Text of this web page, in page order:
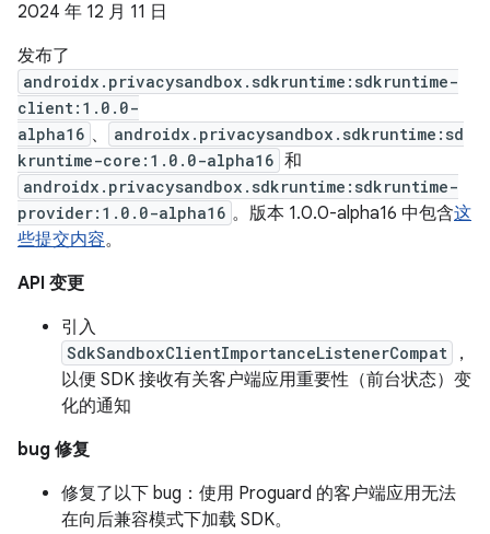
2024 年 12 月 11 日
发布了
androidx.privacysandbox.sdkruntime:sdkruntime-
client:1.0.0-
alpha16 、
androidx.privacysandbox.sdkruntime:sd
kruntime-core:1.0.0-alpha16 和
androidx.privacysandbox.sdkruntime:sdkruntime-
provider:1.0.0-alpha16 。版本 1.0.0-alpha16 中包含这
些提交内容。
API 变更
引入
SdkSandboxClientImportanceListenerCompat
，
以便 SDK 接收有关客户端应用重要性（前台状态）变
化的通知
bug 修复
修复了以下 bug：使用 Proguard 的客户端应用无法
在向后兼容模式下加载 SDK。